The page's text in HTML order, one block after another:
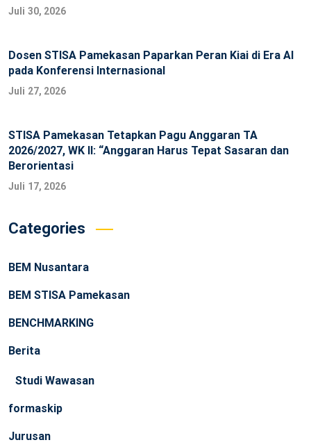
Juli 30, 2026
Dosen STISA Pamekasan Paparkan Peran Kiai di Era AI
pada Konferensi Internasional
Juli 27, 2026
STISA Pamekasan Tetapkan Pagu Anggaran TA
2026/2027, WK II: “Anggaran Harus Tepat Sasaran dan
Berorientasi
Juli 17, 2026
Categories
BEM Nusantara
BEM STISA Pamekasan
BENCHMARKING
Berita
Studi Wawasan
formaskip
Jurusan